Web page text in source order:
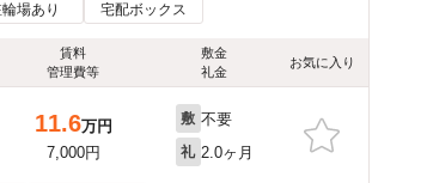
場あり 宅配ボックス
賃料
管理費等
敷金
礼金
お気に入り
11.6万円
7,000円
敷 不要
礼 2.0ヶ月